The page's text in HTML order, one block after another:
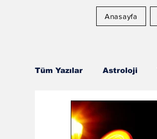
Anasayfa
Tüm Yazılar Astroloji
Astroloji ve Sağlık